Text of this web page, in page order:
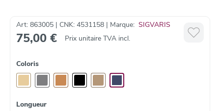
pour des varices
Grossesse et post-partum
Art: 863005 | CNK: 4531158 | Marque: SIGVARIS
75,00 € Prix unitaire TVA incl.
Coloris
Longueur